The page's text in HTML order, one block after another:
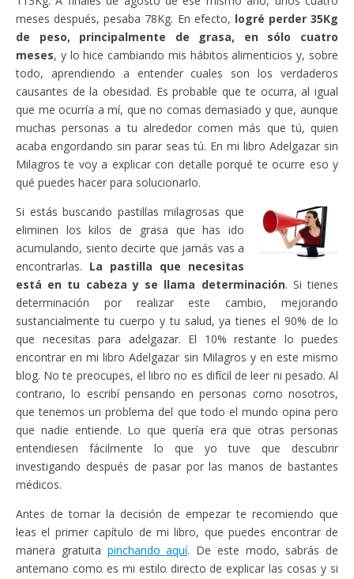
meses después, pesaba 78Kg. En efecto, logré perder 35Kg
de peso, principalmente de grasa, en sólo cuatro
meses, y lo hice cambiando mis hábitos alimenticios y, sobre
todo, aprendiendo a entender cuales son los verdaderos
causantes de la obesidad. Es probable que te ocurra, al igual
que me ocurría a mí, que no comas demasiado y que, aunque
muchas personas a tu alrededor comen más que tú, quien
acaba engordando sin parar seas tú. En mi libro Adelgazar sin
Milagros te voy a explicar con detalle porqué te ocurre eso y
qué puedes hacer para solucionarlo.
Si estás buscando pastillas milagrosas que
eliminen los kilos de grasa que has ido
acumulando, siento decirte que jamás vas a
encontrarlas. La pastilla que necesitas
está en tu cabeza y se llama determinación. Si tienes
determinación por realizar este cambio, mejorando
sustancialmente tu cuerpo y tu salud, ya tienes el 90% de lo
que necesitas para adelgazar. El 10% restante lo puedes
encontrar en mi libro Adelgazar sin Milagros y en este mismo
blog. No te preocupes, el libro no es difícil de leer ni pesado. Al
contrario, lo escribí pensando en personas como nosotros,
que tenemos un problema del que todo el mundo opina pero
que nadie entiende. Lo que quería era que otras personas
entendiesen fácilmente lo que yo tuve que descubrir
investigando después de pasar por las manos de bastantes
médicos.
Antes de tomar la decisión de empezar te recomiendo que
leas el primer capítulo de mi libro, que puedes encontrar de
manera gratuita pinchando aquí. De este modo, sabrás de
antemano como es mi estilo directo de explicar las cosas y si